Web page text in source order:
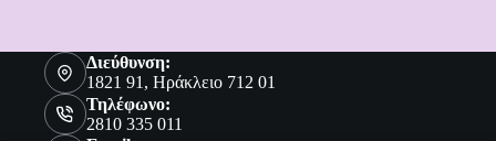
Διεύθυνση:
1821 91, Ηράκλειο 712 01
Τηλέφωνο:
2810 335 011